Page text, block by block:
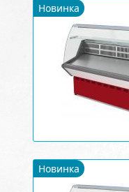
Новинка
Новинка